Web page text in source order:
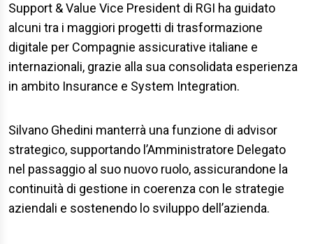
Support & Value Vice President di RGI ha guidato
alcuni tra i maggiori progetti di trasformazione
digitale per Compagnie assicurative italiane e
internazionali, grazie alla sua consolidata esperienza
in ambito Insurance e System Integration.
Silvano Ghedini manterrà una funzione di advisor
strategico, supportando l’Amministratore Delegato
nel passaggio al suo nuovo ruolo, assicurandone la
continuità di gestione in coerenza con le strategie
aziendali e sostenendo lo sviluppo dell’azienda.